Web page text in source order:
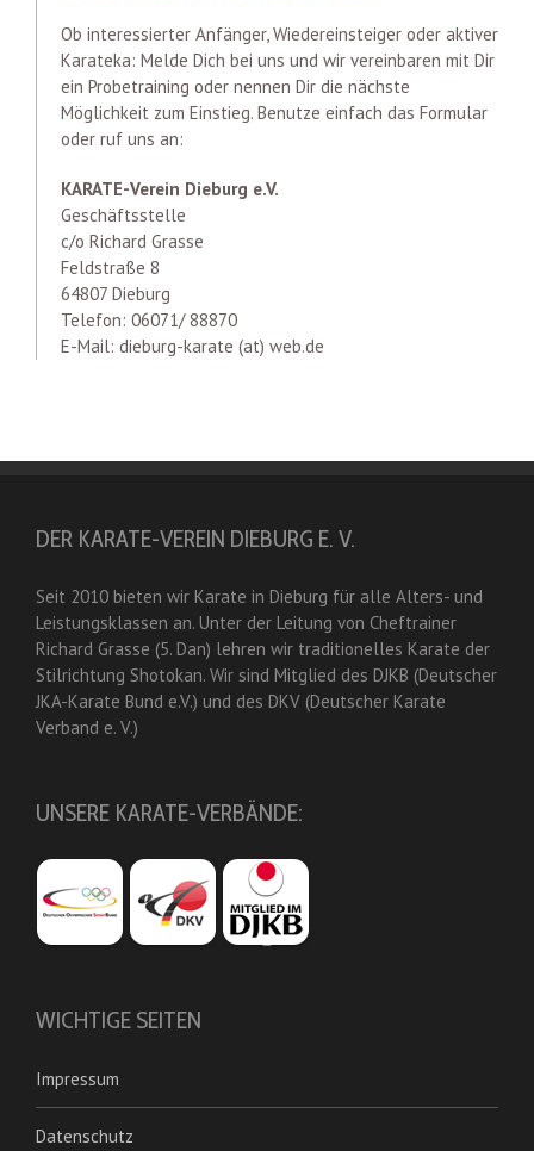
Ob interessierter Anfänger, Wiedereinsteiger oder aktiver
Karateka: Melde Dich bei uns und wir vereinbaren mit Dir
ein Probetraining oder nennen Dir die nächste
Möglichkeit zum Einstieg. Benutze einfach das Formular
oder ruf uns an:
KARATE-Verein Dieburg e.V.
Geschäftsstelle
c/o Richard Grasse
Feldstraße 8
64807 Dieburg
Telefon: 06071/ 88870
E-Mail: dieburg-karate (at) web.de
DER KARATE-VEREIN DIEBURG E. V.
Seit 2010 bieten wir Karate in Dieburg für alle Alters- und
Leistungsklassen an. Unter der Leitung von Cheftrainer
Richard Grasse (5. Dan) lehren wir traditionelles Karate der
Stilrichtung Shotokan. Wir sind Mitglied des DJKB (Deutscher
JKA-Karate Bund e.V.) und des DKV (Deutscher Karate
Verband e. V.)
UNSERE KARATE-VERBÄNDE:
WICHTIGE SEITEN
Impressum
Datenschutz